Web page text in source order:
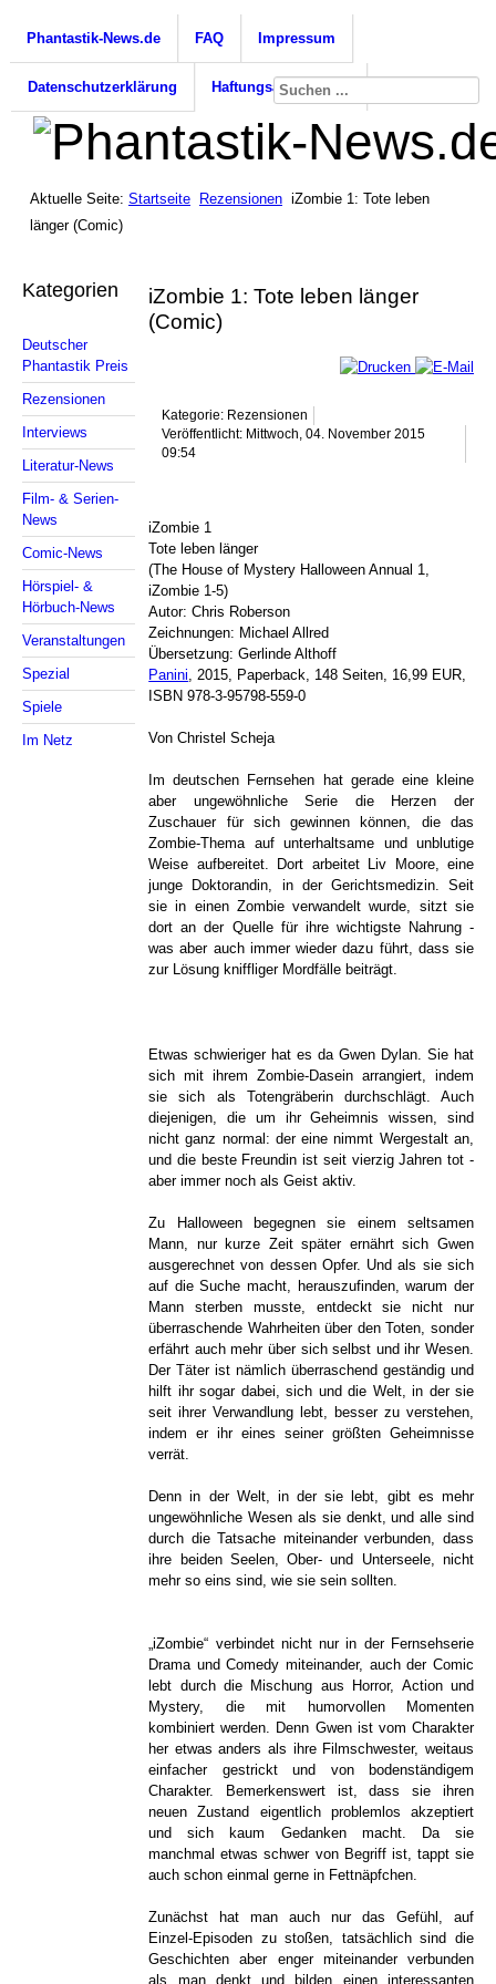
Phantastik-News.de FAQ Impressum
Datenschutzerklärung Haftungsausschluss
Aktuelle Seite: Startseite Rezensionen iZombie 1: Tote leben
länger (Comic)
Kategorien
Deutscher
Phantastik Preis
Rezensionen
Interviews
Literatur-News
Film- & Serien-
News
Comic-News
Hörspiel- &
Hörbuch-News
Veranstaltungen
Spezial
Spiele
Im Netz
iZombie 1: Tote leben länger
(Comic)
Kategorie: Rezensionen
Veröffentlicht: Mittwoch, 04. November 2015
09:54
iZombie 1
Tote leben länger
(The House of Mystery Halloween Annual 1,
iZombie 1-5)
Autor: Chris Roberson
Zeichnungen: Michael Allred
Übersetzung: Gerlinde Althoff
Panini , 2015, Paperback, 148 Seiten, 16,99 EUR,
ISBN 978-3-95798-559-0
Von Christel Scheja
Im deutschen Fernsehen hat gerade eine kleine
aber ungewöhnliche Serie die Herzen der
Zuschauer für sich gewinnen können, die das
Zombie-Thema auf unterhaltsame und unblutige
Weise aufbereitet. Dort arbeitet Liv Moore, eine
junge Doktorandin, in der Gerichtsmedizin. Seit
sie in einen Zombie verwandelt wurde, sitzt sie
dort an der Quelle für ihre wichtigste Nahrung -
was aber auch immer wieder dazu führt, dass sie
zur Lösung kniffliger Mordfälle beiträgt.
Etwas schwieriger hat es da Gwen Dylan. Sie hat
sich mit ihrem Zombie-Dasein arrangiert, indem
sie sich als Totengräberin durchschlägt. Auch
diejenigen, die um ihr Geheimnis wissen, sind
nicht ganz normal: der eine nimmt Wergestalt an,
und die beste Freundin ist seit vierzig Jahren tot -
aber immer noch als Geist aktiv.
Zu Halloween begegnen sie einem seltsamen
Mann, nur kurze Zeit später ernährt sich Gwen
ausgerechnet von dessen Opfer. Und als sie sich
auf die Suche macht, herauszufinden, warum der
Mann sterben musste, entdeckt sie nicht nur
überraschende Wahrheiten über den Toten, sonder
erfährt auch mehr über sich selbst und ihr Wesen.
Der Täter ist nämlich überraschend geständig und
hilft ihr sogar dabei, sich und die Welt, in der sie
seit ihrer Verwandlung lebt, besser zu verstehen,
indem er ihr eines seiner größten Geheimnisse
verrät.
Denn in der Welt, in der sie lebt, gibt es mehr
ungewöhnliche Wesen als sie denkt, und alle sind
durch die Tatsache miteinander verbunden, dass
ihre beiden Seelen, Ober- und Unterseele, nicht
mehr so eins sind, wie sie sein sollten.
„iZombie“ verbindet nicht nur in der Fernsehserie
Drama und Comedy miteinander, auch der Comic
lebt durch die Mischung aus Horror, Action und
Mystery, die mit humorvollen Momenten
kombiniert werden. Denn Gwen ist vom Charakter
her etwas anders als ihre Filmschwester, weitaus
einfacher gestrickt und von bodenständigem
Charakter. Bemerkenswert ist, dass sie ihren
neuen Zustand eigentlich problemlos akzeptiert
und sich kaum Gedanken macht. Da sie
manchmal etwas schwer von Begriff ist, tappt sie
auch schon einmal gerne in Fettnäpfchen.
Zunächst hat man auch nur das Gefühl, auf
Einzel-Episoden zu stoßen, tatsächlich sind die
Geschichten aber enger miteinander verbunden
als man denkt und bilden einen interessanten